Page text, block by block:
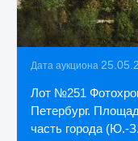
Дата аукциона
Лот №251
Петербург.
часть города (Ю.-